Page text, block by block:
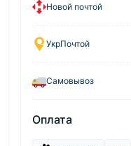
Новой почтой
УкрПочтой
Самовывоз
Оплата